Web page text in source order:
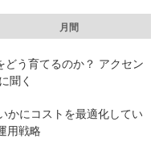
月間
う育てるのか？ アクセン
聞く
かにコストを最適化してい
用戦略